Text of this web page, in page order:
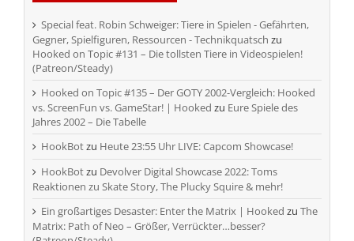
Special feat. Robin Schweiger: Tiere in Spielen - Gefährten,
Gegner, Spielfiguren, Ressourcen - Technikquatsch zu
Hooked on Topic #131 – Die tollsten Tiere in Videospielen!
(Patreon/Steady)
Hooked on Topic #135 – Der GOTY 2002-Vergleich: Hooked
vs. ScreenFun vs. GameStar! | Hooked zu Eure Spiele des
Jahres 2002 – Die Tabelle
HookBotzu Heute 23:55 Uhr LIVE: Capcom Showcase!
HookBotzu Devolver Digital Showcase 2022: Toms
Reaktionen zu Skate Story, The Plucky Squire & mehr!
Ein großartiges Desaster: Enter the Matrix | Hooked zu The
Matrix: Path of Neo – Größer, Verrückter…besser?